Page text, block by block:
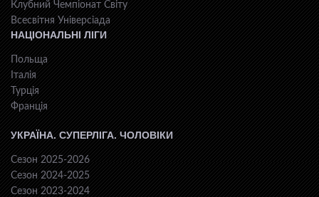
Клубний Чемпіонат Світу
Всесвiтня Унiверсiaда
НАЦІОНАЛЬНІ ЛІГИ
Польща
Італія
Турція
Франція
УКРАЇНА. СУПЕРЛІГА. ЧОЛОВІКИ
Сезон 2025-2026
Сезон 2024-2025
Сезон 2023-2024